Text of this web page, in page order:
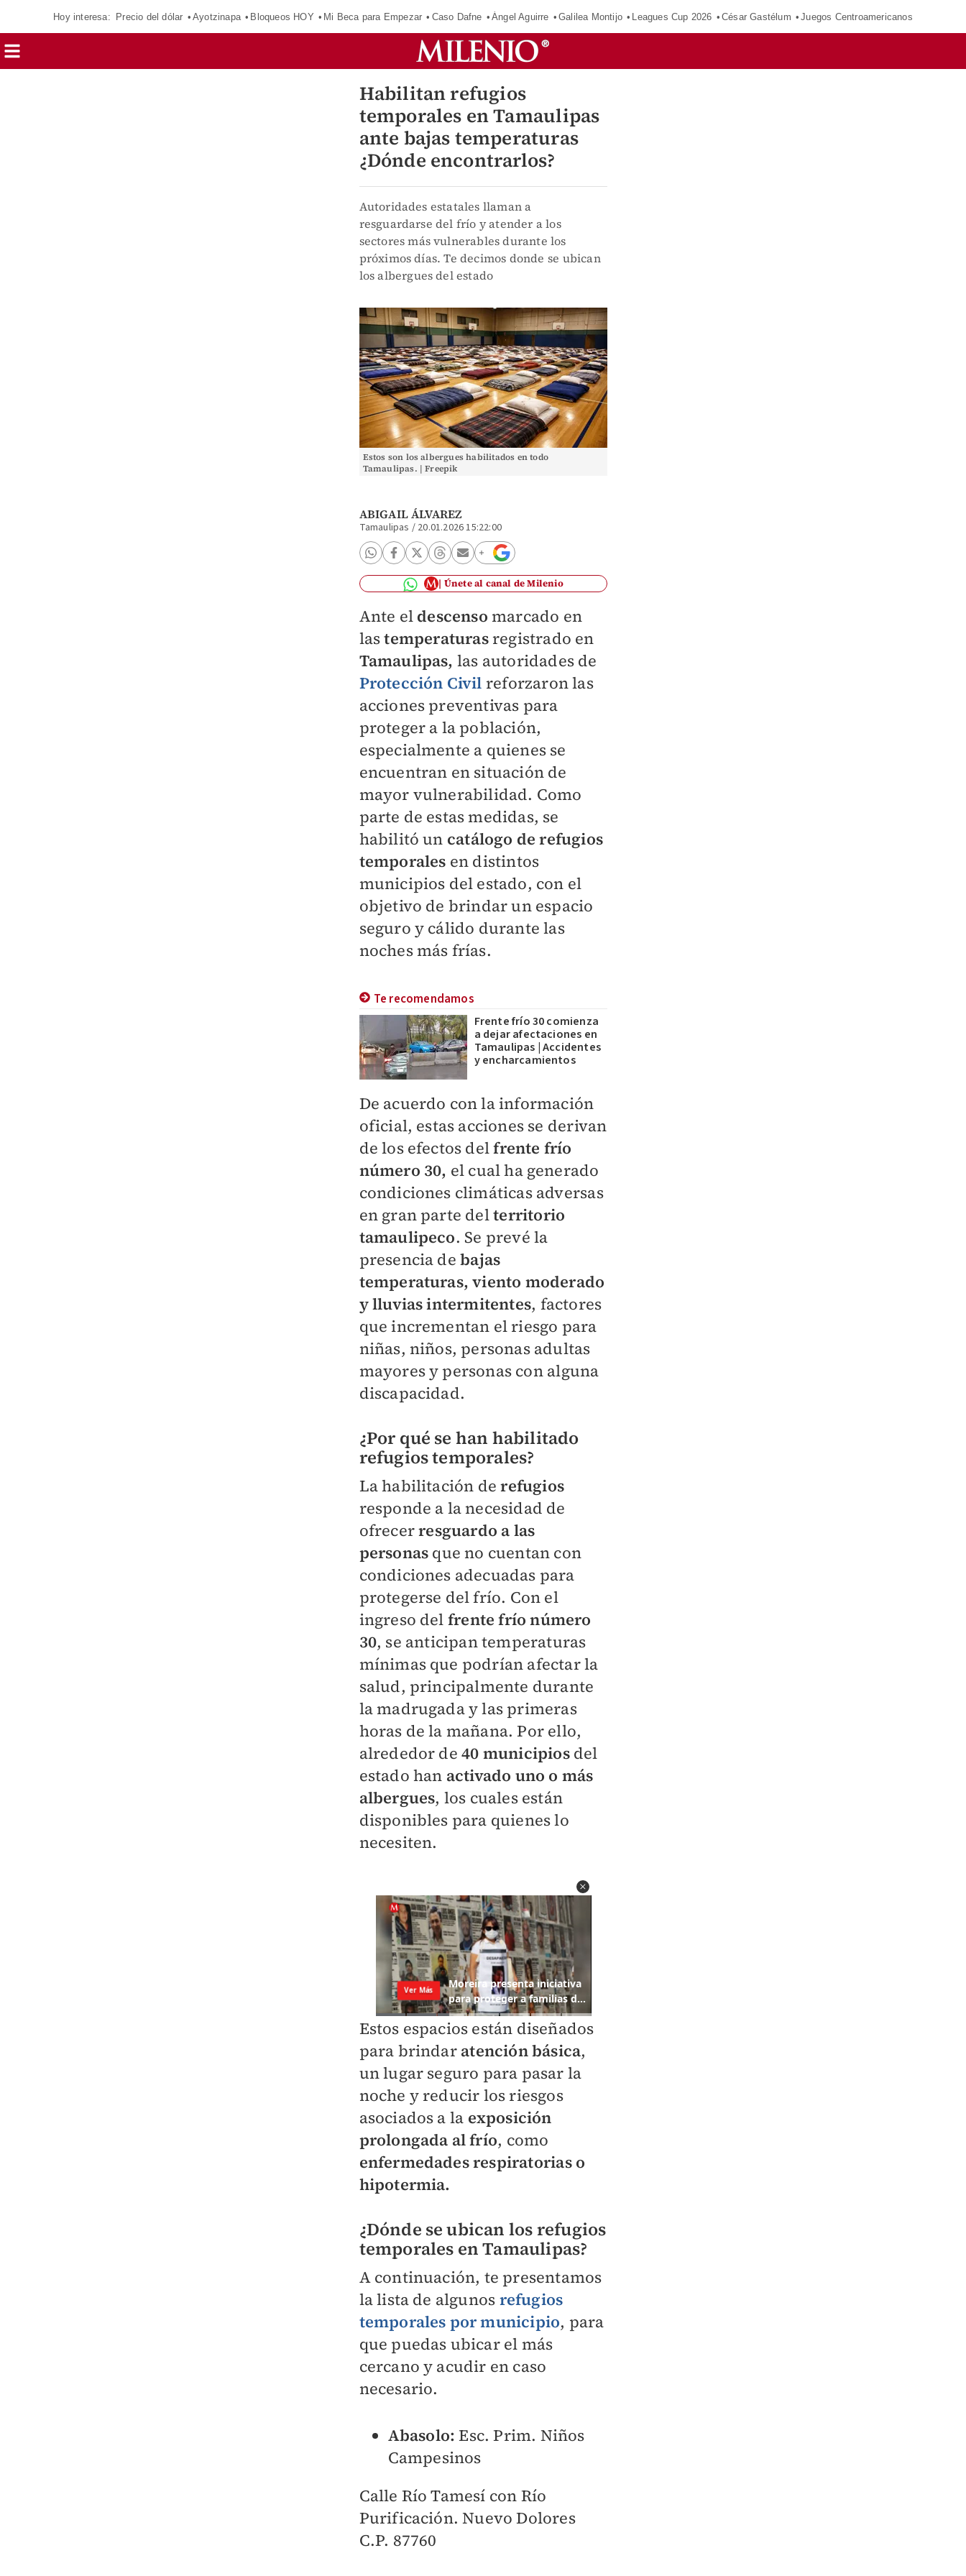
Hoy interesa: Precio del dólar Ayotzinapa Bloqueos HOY Mi Beca para Empezar Caso Dafne Ángel Aguirre Galilea Montijo Leagues Cup 2026 César Gastélum Juegos Centroamericanos
Habilitan refugios
temporales en Tamaulipas
ante bajas temperaturas
¿Dónde encontrarlos?
Autoridades estatales llaman a
resguardarse del frío y atender a los
sectores más vulnerables durante los
próximos días. Te decimos donde se ubican
los albergues del estado
Estos son los albergues habilitados en todo
Tamaulipas. | Freepik
ABIGAIL ÁLVAREZ
Tamaulipas / 20.01.2026 15:22:00
Únete al canal de Milenio
Ante el descenso marcado en
lastemperaturasregistrado en
Tamaulipas, las autoridades de
Protección Civil reforzaron las
acciones preventivas para
proteger a la población,
especialmente a quienes se
encuentran en situación de
mayor vulnerabilidad. Como
parte de estas medidas, se
habilitó un catálogo de refugios
temporales en distintos
municipios del estado, con el
objetivo de brindar un espacio
seguro y cálido durante las
noches más frías.
Te recomendamos
Frente frío 30 comienza
a dejar afectaciones en
Tamaulipas | Accidentes
y encharcamientos
De acuerdo con la información
oficial, estas acciones se derivan
de los efectos delfrente frío
número 30, el cual ha generado
condiciones climáticas adversas
en gran parte delterritorio
tamaulipeco. Se prevé la
presencia de bajas
temperaturas, viento moderado
y lluvias intermitentes, factores
que incrementan el riesgo para
niñas, niños, personas adultas
mayores y personas con alguna
discapacidad.
¿Por qué se han habilitado
refugios temporales?
La habilitación de refugios
responde a la necesidad de
ofrecerresguardo a las
personas que no cuentan con
condiciones adecuadas para
protegerse del frío. Con el
ingreso del frente frío número
30, se anticipan temperaturas
mínimas que podrían afectar la
salud, principalmente durante
la madrugada y las primeras
horas de la mañana. Por ello,
alrededor de40 municipiosdel
estado han activado uno o más
albergues, los cuales están
disponibles para quienes lo
necesiten.
Estos espacios están diseñados
para brindar atención básica,
un lugar seguro para pasar la
noche y reducir los riesgos
asociados a la exposición
prolongada al frío, como
enfermedades respiratorias o
hipotermia.
¿Dónde se ubican los refugios
temporales en Tamaulipas?
A continuación, te presentamos
la lista de algunos refugios
temporales por municipio, para
que puedas ubicar el más
cercano y acudir en caso
necesario.
Abasolo:Esc. Prim. Niños
Campesinos
Calle Río Tamesí con Río
Purificación. Nuevo Dolores
C.P. 87760